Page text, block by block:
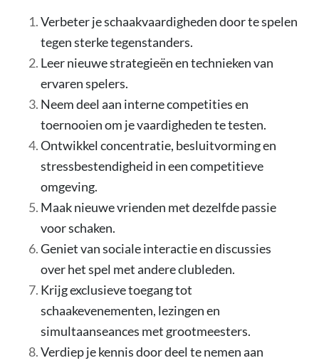
Verbeter je schaakvaardigheden door te spelen
tegen sterke tegenstanders.
Leer nieuwe strategieën en technieken van
ervaren spelers.
Neem deel aan interne competities en
toernooien om je vaardigheden te testen.
Ontwikkel concentratie, besluitvorming en
stressbestendigheid in een competitieve
omgeving.
Maak nieuwe vrienden met dezelfde passie
voor schaken.
Geniet van sociale interactie en discussies
over het spel met andere clubleden.
Krijg exclusieve toegang tot
schaakevenementen, lezingen en
simultaanseances met grootmeesters.
Verdiep je kennis door deel te nemen aan